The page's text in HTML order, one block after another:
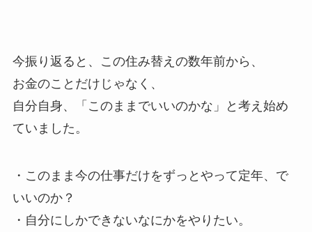
今振り返ると、この住み替えの数年前から、
お金のことだけじゃなく、
自分自身、「このままでいいのかな」と考え始め
ていました。
・このまま今の仕事だけをずっとやって定年、で
いいのか？
・自分にしかできないなにかをやりたい。